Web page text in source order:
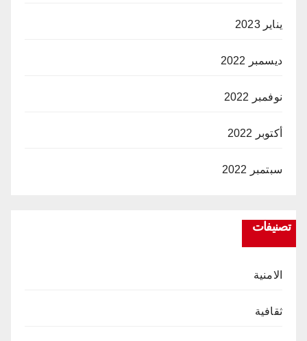
يناير 2023
ديسمبر 2022
نوفمبر 2022
أكتوبر 2022
سبتمبر 2022
تصنيفات
الامنية
ثقافية